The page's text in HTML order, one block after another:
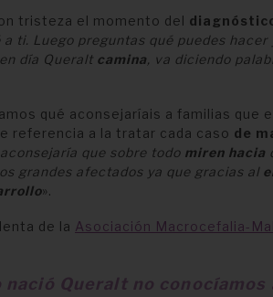
tristeza el momento del
a ti. Luego preguntas qué puedes
día Queralt camina , va diciendo
qué aconsejaríais a familias que
referencia a la tratar cada caso de
que sobre todo miren hacia
grandes afectados ya que gracias al
».
de la Asociación Macrocefalia-
nació Queralt no conocíamos